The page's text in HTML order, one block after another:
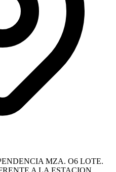
MZA. O6 LOTE.
A LA ESTACION